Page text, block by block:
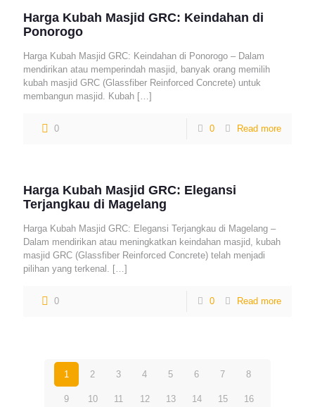
Harga Kubah Masjid GRC: Keindahan di
Ponorogo
Harga Kubah Masjid GRC: Keindahan di Ponorogo – Dalam
mendirikan atau memperindah masjid, banyak orang memilih
kubah masjid GRC (Glassfiber Reinforced Concrete) untuk
membangun masjid. Kubah […]
0 0 Read more
Harga Kubah Masjid GRC: Elegansi
Terjangkau di Magelang
Harga Kubah Masjid GRC: Elegansi Terjangkau di Magelang –
Dalam mendirikan atau meningkatkan keindahan masjid, kubah
masjid GRC (Glassfiber Reinforced Concrete) telah menjadi
pilihan yang terkenal. […]
0 0 Read more
1 2 3 4 5 6 7 8
9 10 11 12 13 14 15 16